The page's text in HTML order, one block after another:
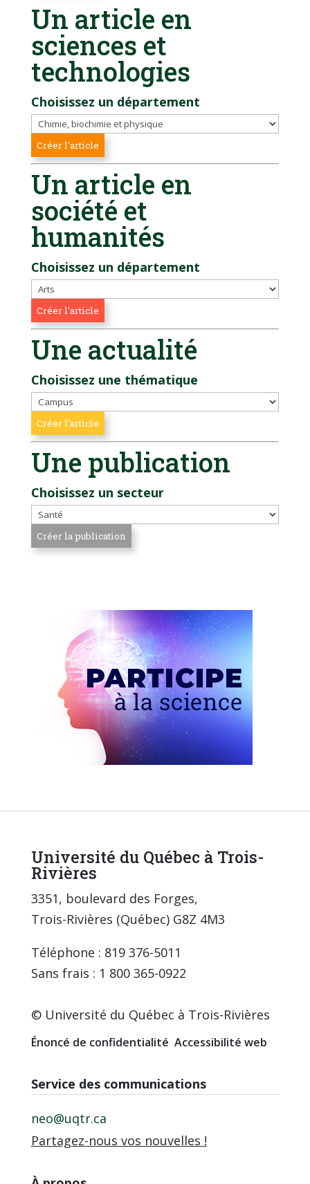
Un article en
sciences et
technologies
Choisissez un département
Un article en
société et
humanités
Choisissez un département
Une actualité
Choisissez une thématique
Une publication
Choisissez un secteur
Université du Québec à Trois-
Rivières
3351, boulevard des Forges,
Trois-Rivières (Québec) G8Z 4M3
Téléphone : 819 376-5011
Sans frais : 1 800 365-0922
© Université du Québec à Trois-Rivières
Énoncé de confidentialité Accessibilité web
Service des communications
neo@uqtr.ca
Partagez-nous vos nouvelles !